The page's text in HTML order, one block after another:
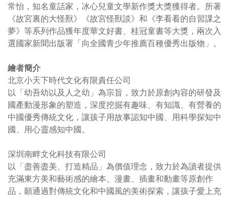
常怡，知名童話家，冰心兒童文學新作獎大獎獲得者。所著
《故宮裏的大怪獸》《故宮怪獸談》和《李看看的自習課之
夢》等系列作品獲年度華文好書、桂冠童書等大獎，兩次入
選國家新聞出版署「向全國青少年推薦百種優秀出版物」。
繪者簡介
北京小天下時代文化有限責任公司
以「幼吾幼以及人之幼」為宗旨，致力於原創內容的研發及
國產動漫形象的塑造，深度挖掘有趣味、有知識、有營養的
中國優秀傳統文化，讓孩子用故事認知中國、用科學探知中
國、用心靈感知中國。
深圳南畔文化科技有限公司
以「盡善盡美、打造精品」為價值理念，致力於為讀者提供
充滿東方美和藝術感的繪本、漫畫、插畫和動畫等原創作
品，願通過對傳統文化和中國風的美術探索，讓孩子愛上充